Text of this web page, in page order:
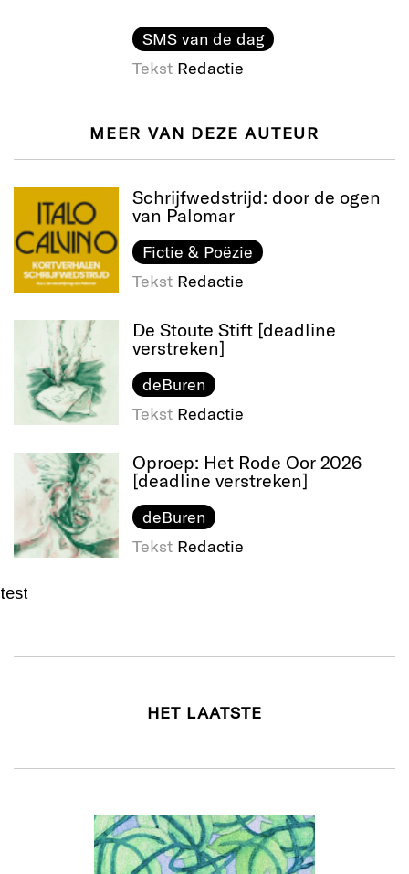
SMS van de dag
Tekst Redactie
MEER VAN DEZE AUTEUR
Schrijfwedstrijd: door de ogen
van Palomar
Fictie & Poëzie
Tekst Redactie
De Stoute Stift [deadline
verstreken]
deBuren
Tekst Redactie
Oproep: Het Rode Oor 2026
[deadline verstreken]
deBuren
Tekst Redactie
test
HET LAATSTE